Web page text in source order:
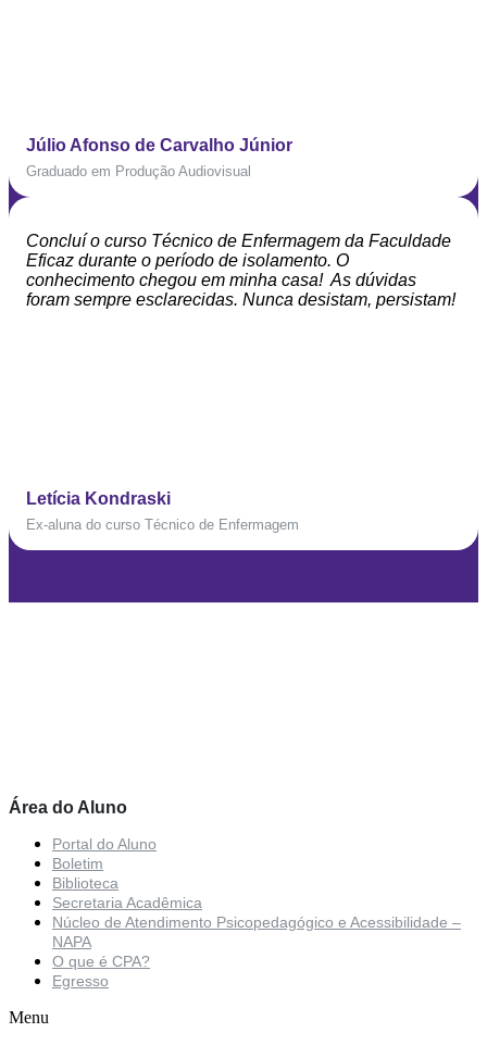
Júlio Afonso de Carvalho Júnior
Graduado em Produção Audiovisual
Concluí o curso Técnico de Enfermagem da Faculdade
Eficaz durante o período de isolamento. O
conhecimento chegou em minha casa! As dúvidas
foram sempre esclarecidas. Nunca desistam, persistam!
Letícia Kondraski
Ex-aluna do curso Técnico de Enfermagem
Área do Aluno
Portal do Aluno
Boletim
Biblioteca
Secretaria Acadêmica
Núcleo de Atendimento Psicopedagógico e Acessibilidade –
NAPA
O que é CPA?
Egresso
Menu